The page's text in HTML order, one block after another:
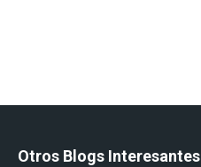
Otros Blogs Interesantes